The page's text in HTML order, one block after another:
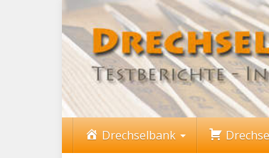
Drechselbank